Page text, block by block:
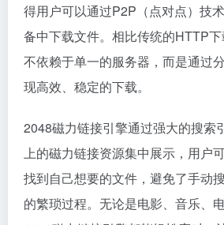
得用户可以通过P2P（点对点）技
备中下载文件。相比传统的HTTP
不依赖于单一的服务器，而是通过
现高效、稳定的下载。
2048磁力链接引擎通过强大的搜索
上的磁力链接资源集中展示，用户
找到自己想要的文件，避免了手动
的繁琐过程。无论是电影、音乐、